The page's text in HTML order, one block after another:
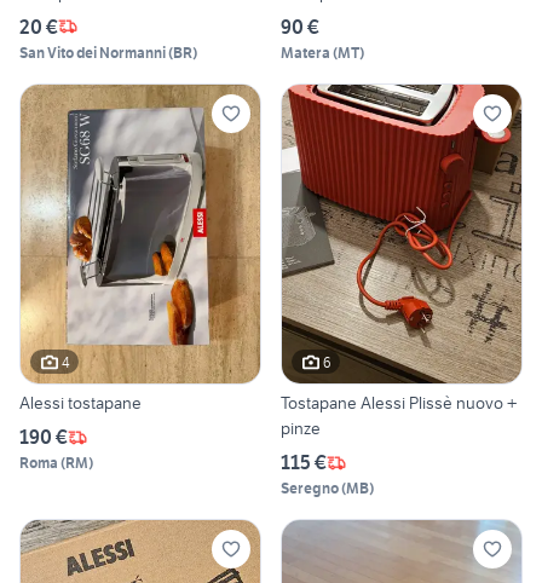
20 €
San Vito dei Normanni(BR)
90 €
Matera (MT)
4
Alessi tostapane
190 €
Roma (RM)
6
Tostapane Alessi Plissè nuovo +
pinze
115 €
Seregno(MB)